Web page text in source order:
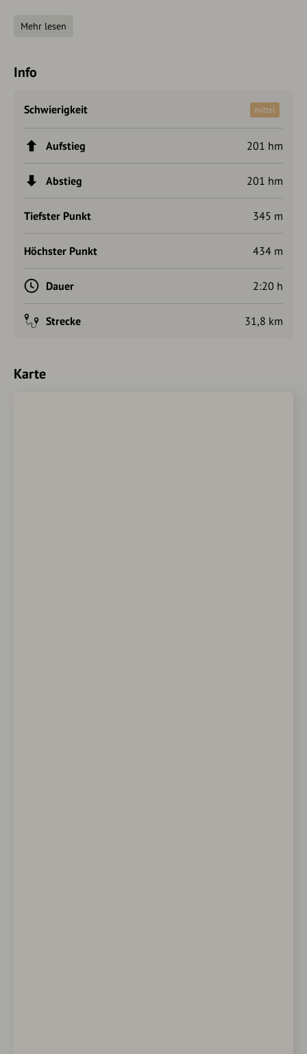
Im nächsten Ort, Herrnwahlthann, bietet sich eine
Naturbad.
genißen den Ausblick über die umliegenden Täler. Der Weg
aufs Sippenauer Moor stoßen und ab hier den gleichen
Weg wie zu Beginn zurück nach Saal a.d. Donau fahren.
Mehr lesen
Info
Schwierigkeit mittel
Aufstieg 201 hm
Abstieg 201 hm
Tiefster Punkt 345 m
Höchster Punkt 434 m
Dauer 2:20 h
Strecke 31,8 km
Karte